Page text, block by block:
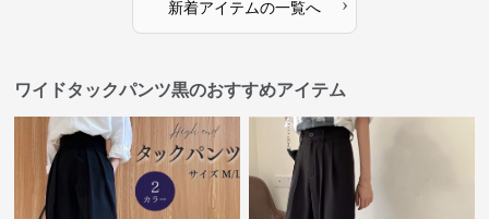
新着アイテムの一覧へ ›
ワイドタックパンツ黒のおすすめアイテム